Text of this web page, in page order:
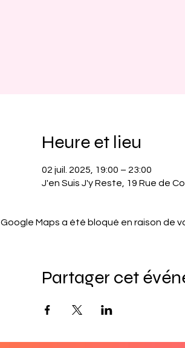
Heure et lieu
02 juil. 2025, 19:00 – 23:00
J'en Suis J'y Reste, 19 Rue de
Google Maps a été bloqué en raison de
Partager cet